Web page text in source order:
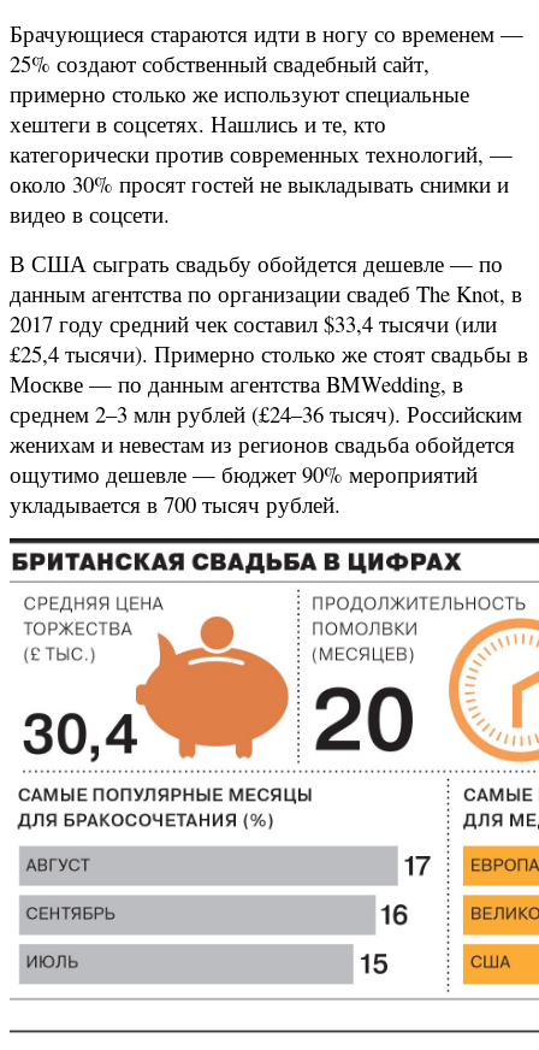
Брачующиеся стараются идти в ногу со временем —
25% создают собственный свадебный сайт,
примерно столько же используют специальные
хештеги в соцсетях. Нашлись и те, кто
категорически против современных технологий, —
около 30% просят гостей не выкладывать снимки и
видео в соцсети.
В США сыграть свадьбу обойдется дешевле — по
данным агентства по организации свадеб The Knot, в
2017 году средний чек составил $33,4 тысячи (или
£25,4 тысячи). Примерно столько же стоят свадьбы в
Москве — по данным агентства BMWedding, в
среднем 2–3 млн рублей (£24–36 тысяч). Российским
женихам и невестам из регионов свадьба обойдется
ощутимо дешевле — бюджет 90% мероприятий
укладывается в 700 тысяч рублей.